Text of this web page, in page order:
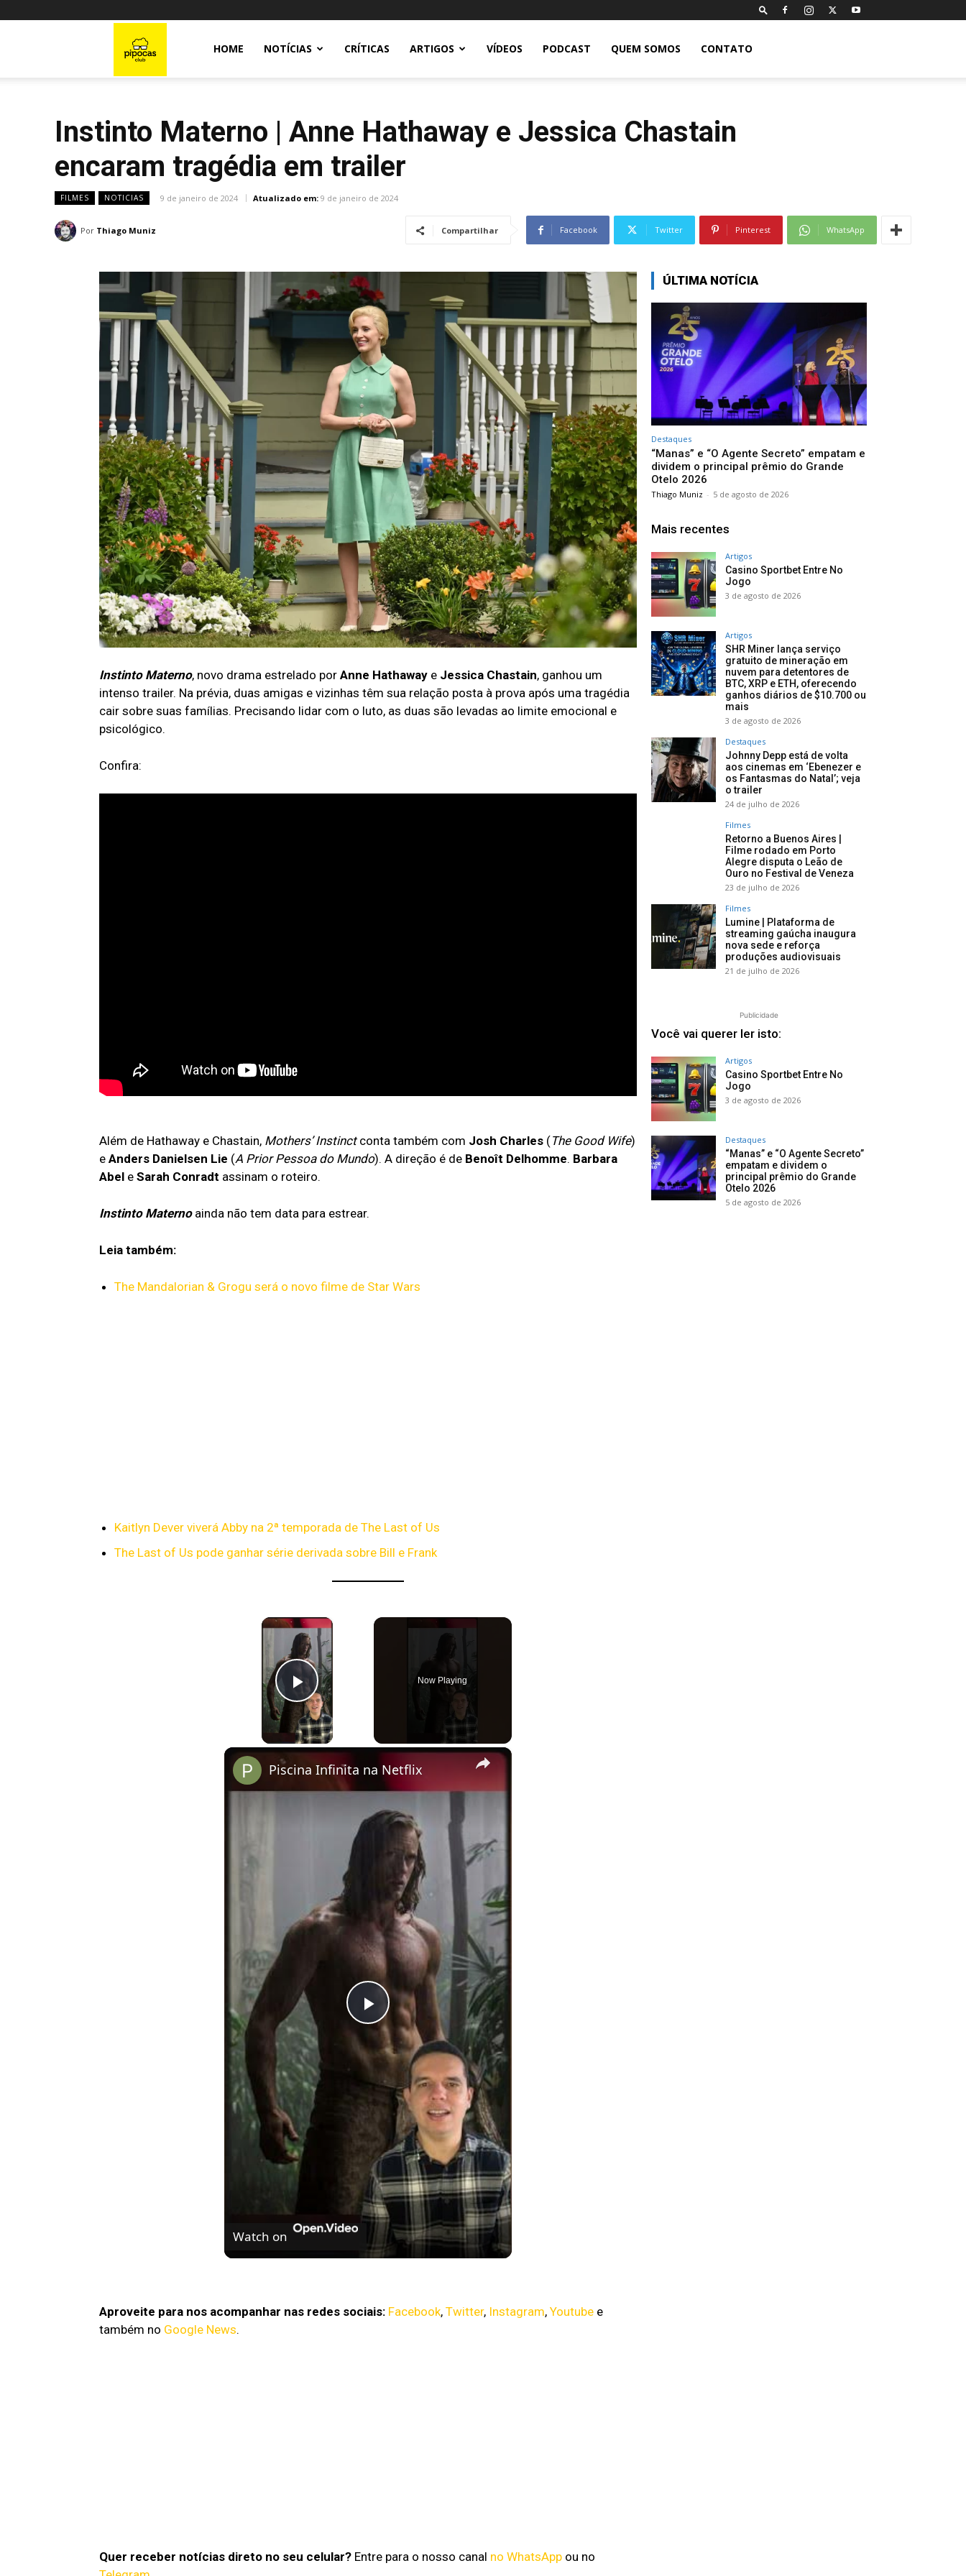
HOME NOTÍCIAS CRÍTICAS ARTIGOS VÍDEOS PODCAST QUEM SOMOS CONTATO
Instinto Materno | Anne Hathaway e Jessica Chastain
encaram tragédia em trailer
FILMES NOTICIAS 9 de janeiro de 2024 Atualizado em: 9 de janeiro de 2024
Por Thiago Muniz Compartilhar Facebook Twitter Pinterest WhatsApp
Instinto Materno, novo drama estrelado por Anne Hathaway e Jessica Chastain, ganhou um
intenso trailer. Na prévia, duas amigas e vizinhas têm sua relação posta à prova após uma tragédia
cair sobre suas famílias. Precisando lidar com o luto, as duas são levadas ao limite emocional e
psicológico.
Confira:
Além de Hathaway e Chastain, Mothers’ Instinctconta também com Josh Charles (The Good Wife)
e Anders Danielsen Lie (A Prior Pessoa do Mundo). A direção é de Benoît Delhomme. Barbara
Abel e Sarah Conradt assinam o roteiro.
Instinto Materno ainda não tem data para estrear.
Leia também:
The Mandalorian & Grogu será o novo filme de Star Wars
Kaitlyn Dever viverá Abby na 2ª temporada de The Last of Us
The Last of Us pode ganhar série derivada sobre Bill e Frank
×
Play Video
Now Playing
×
Play
Video
Piscina Infinita na Netflix
Watch on
Aproveite para nos acompanhar nas redes sociais: Facebook, Twitter, Instagram, Youtube e
também no Google News.
Quer receber notícias direto no seu celular? Entre para o nosso canal no WhatsApp ou no
ÚLTIMA NOTÍCIA
Destaques
“Manas” e “O Agente Secreto” empatam e
dividem o principal prêmio do Grande
Otelo 2026
Thiago Muniz - 5 de agosto de 2026
Mais recentes
Artigos
Casino Sportbet Entre No
Jogo
3 de agosto de 2026
Artigos
SHR Miner lança serviço
gratuito de mineração em
nuvem para detentores de
BTC, XRP e ETH, oferecendo
ganhos diários de $10.700 ou
mais
3 de agosto de 2026
Destaques
Johnny Depp está de volta
aos cinemas em ‘Ebenezer e
os Fantasmas do Natal’; veja
o trailer
24 de julho de 2026
Filmes
Retorno a Buenos Aires |
Filme rodado em Porto
Alegre disputa o Leão de
Ouro no Festival de Veneza
23 de julho de 2026
Filmes
Lumine | Plataforma de
streaming gaúcha inaugura
nova sede e reforça
produções audiovisuais
21 de julho de 2026
Publicidade
Você vai querer ler isto:
Artigos
Casino Sportbet Entre No
Jogo
3 de agosto de 2026
Destaques
“Manas” e “O Agente Secreto”
empatam e dividem o
principal prêmio do Grande
Otelo 2026
5 de agosto de 2026